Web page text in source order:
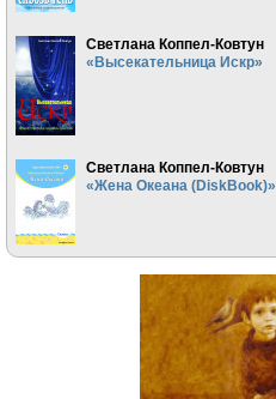
Светлана Коппел-Ковтун
«Высекательница Искр»
Светлана Коппел-Ковтун
«Жена Океана (DiskBook)»